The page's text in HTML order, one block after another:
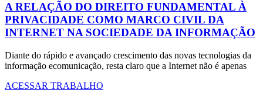
A RELAÇÃO DO DIREITO FUNDAMENTAL À
PRIVACIDADE COMO MARCO CIVIL DA
INTERNET NA SOCIEDADE DA INFORMAÇÃO
Diante do rápido e avançado crescimento das novas tecnologias da
informação ecomunicação, resta claro que a Internet não é apenas
ACESSAR TRABALHO